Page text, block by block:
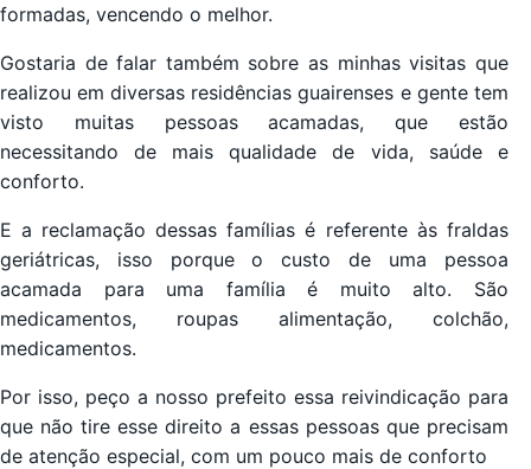
formadas, vencendo o melhor.
Gostaria de falar também sobre as minhas visitas que
realizou em diversas residências guairenses e gente tem
visto muitas pessoas acamadas, que estão
necessitando de mais qualidade de vida, saúde e
conforto.
E a reclamação dessas famílias é referente às fraldas
geriátricas, isso porque o custo de uma pessoa
acamada para uma família é muito alto. São
medicamentos, roupas alimentação, colchão,
medicamentos.
Por isso, peço a nosso prefeito essa reivindicação para
que não tire esse direito a essas pessoas que precisam
de atenção especial, com um pouco mais de conforto